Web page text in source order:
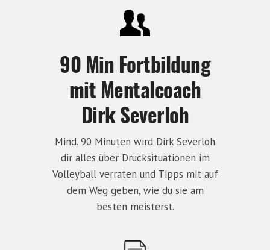
90 Min Fortbildung
mit Mentalcoach
Dirk Severloh
Mind. 90 Minuten wird Dirk Severloh
dir alles über Drucksituationen im
Volleyball verraten und Tipps mit auf
dem Weg geben, wie du sie am
besten meisterst.